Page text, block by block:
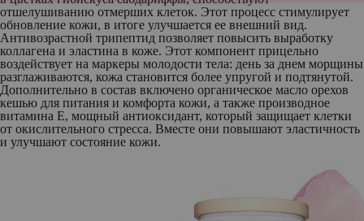
отшелушиванию отмерших клеток. Этот процесс стимулирует
обновление кожи, в итоге улучшается ее внешний вид.
Антивозрастной трипептид позволяет повысить выработку
коллагена и эластина в коже. Этот компонент прицельно
воздействует на маркеры молодости тела: день за днем морщины
разглаживаются, кожа становится более упругой и подтянутой.
Дополнительно в состав включено органическое масло орехов
кешью для питания и комфорта кожи, а также производное
витамина Е, мощный антиоксидант, который защищает клетки
от окислительного стресса. Вместе они повышают эластичность
и улучшают состояние кожи.